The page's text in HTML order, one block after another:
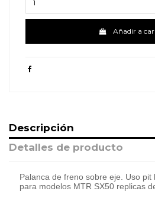
Añadir a
Descripción
Detalles de producto
Palanca de freno sobre eje. Uso
para modelos MTR SX50 replicas